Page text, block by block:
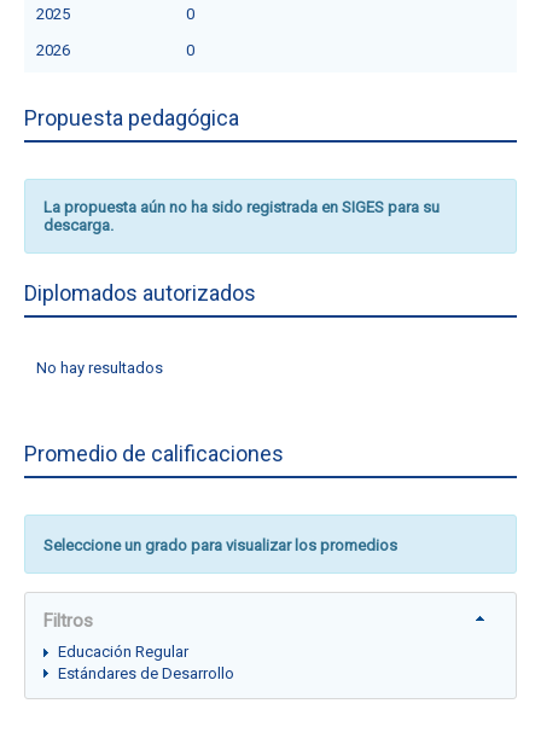
2025
0
2026
0
Propuesta pedagógica
La propuesta aún no ha sido registrada en SIGES para su
descarga.
Diplomados autorizados
No hay resultados
Promedio de calificaciones
Seleccione un grado para visualizar los promedios
Filtros
Educación Regular
Estándares de Desarrollo